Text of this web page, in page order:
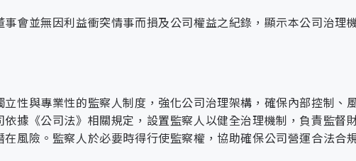
事會並無因利益衝突情事而損及公司權益之紀錄，顯示本公司治理
性與專業性的監察人制度，強化公司治理架構，確保內部控制、
據《公司法》相關規定，設置監察人以健全治理機制，負責監督
風險。監察人於必要時得行使監察權，協助確保公司營運合法合
果，確保業務推進與績效達成。
結合雲端技術與AI應用，規劃創新解決方案並提出產品建議，
能源市場趨勢的應用落地。
由於市場
爭加劇等
因素，可
能導致公
建構穩健的交付流程：推動標準化作業，透過
險預警，確保專案交付穩定一致。提升效率以因
門協作機制，在不額外增加人力前提下，強化作
敏感資料分類與遮蔽控管：針對個資、財務、法規與帳號等敏
與系統防護機制：依據《網路安全管理程序書》部署防火牆與
補，以防未授權之存取行為與潛在資料外洩風險。